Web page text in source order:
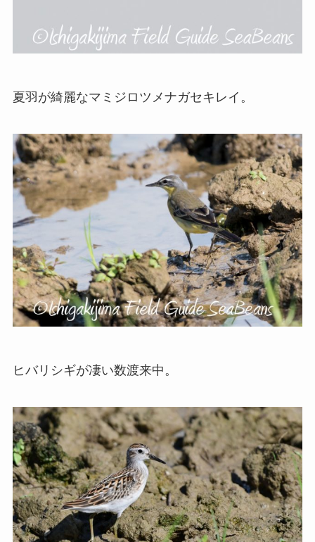
夏羽が綺麗なマミジロツメナガセキレイ。
ヒバリシギが凄い数渡来中。